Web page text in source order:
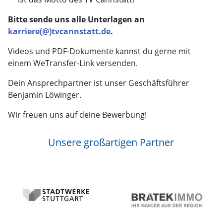
Bitte sende uns alle Unterlagen an
karriere(@)tvcannstatt.de.
Videos und PDF-Dokumente kannst du gerne mit
einem WeTransfer-Link versenden.
Dein Ansprechpartner ist unser Geschäftsführer
Benjamin Löwinger.
Wir freuen uns auf deine Bewerbung!
Unsere großartigen Partner